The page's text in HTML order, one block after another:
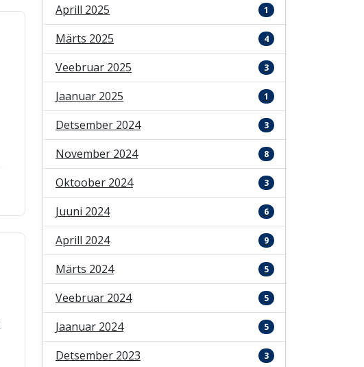
Aprill 2025 1
Märts 2025 4
Veebruar 2025 3
Jaanuar 2025 1
Detsember 2024 3
November 2024 8
Oktoober 2024 3
Juuni 2024 6
Aprill 2024 9
Märts 2024 5
Veebruar 2024 5
Jaanuar 2024 5
Detsember 2023 3